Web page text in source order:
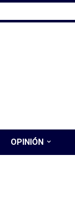
OPINIÓN